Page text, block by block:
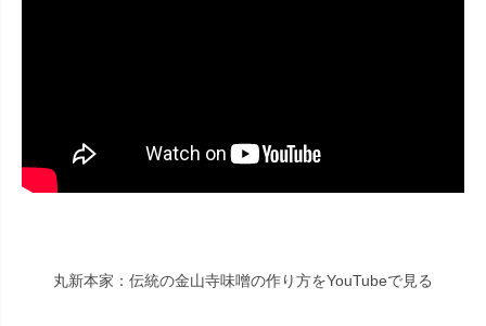
丸新本家：伝統の金山寺味噌の作り方をYouTubeで見る